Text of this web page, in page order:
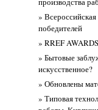
»
победителей
» RREF
» Бытовые
искусственное?
» Обновлены
» Типовая